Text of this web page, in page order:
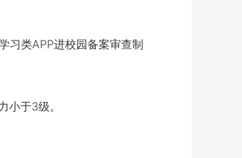
习类APP进校园备案审查制
于3级。